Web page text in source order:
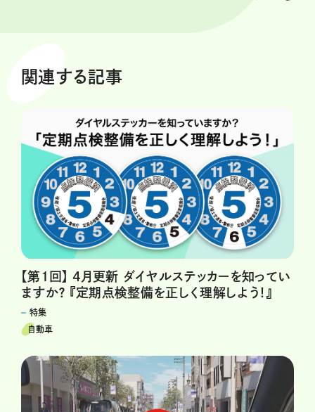
関連する記事
【第1回】 4月更新 ダイヤルステッカーを知ってい
ますか？ 『定期点検整備を正しく理解しよう！』
特集
自動車